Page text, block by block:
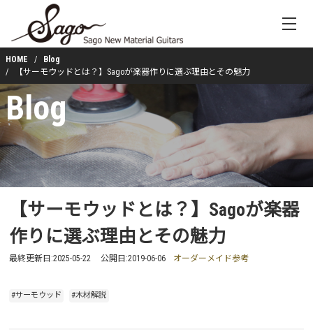
HOME
Blog
【サーモウッドとは？】Sagoが楽器作りに選ぶ理由とその魅力
Blog
【サーモウッドとは？】Sagoが楽器
作りに選ぶ理由とその魅力
最終更新日:2025-05-22 公開日:2019-06-06 オーダーメイド参考
#サーモウッド #木材解説